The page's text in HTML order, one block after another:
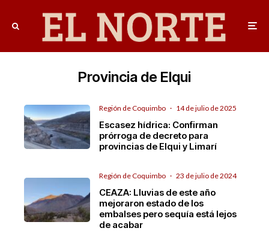
Provincia de Elqui
Región de Coquimbo · 14 de julio de 2025
Escasez hídrica: Confirman
prórroga de decreto para
provincias de Elqui y Limarí
Región de Coquimbo · 23 de julio de 2024
CEAZA: Lluvias de este año
mejoraron estado de los
embalses pero sequía está lejos
de acabar